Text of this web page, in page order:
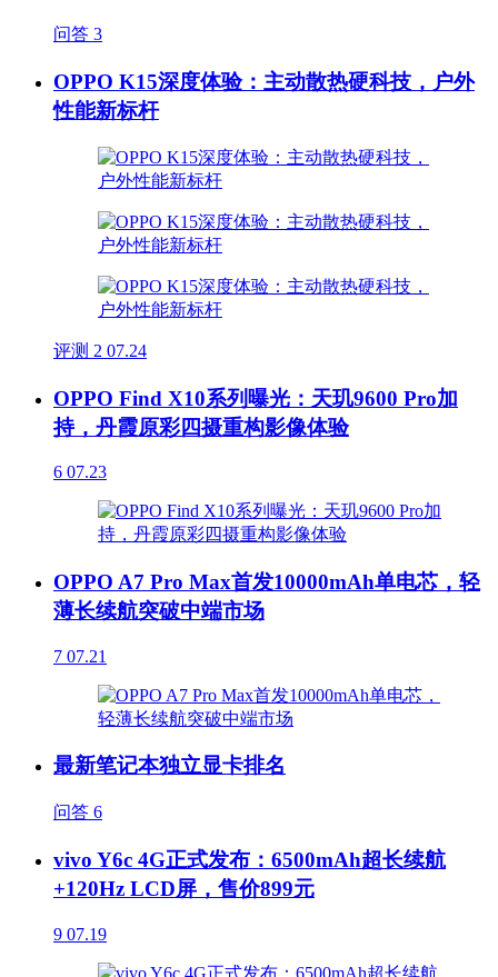
问答 3
OPPO K15深度体验：主动散热硬科技，户外
性能新标杆
评测 2 07.24
OPPO Find X10系列曝光：天玑9600 Pro加
持，丹霞原彩四摄重构影像体验
6 07.23
OPPO A7 Pro Max首发10000mAh单电芯，轻
薄长续航突破中端市场
7 07.21
最新笔记本独立显卡排名
问答 6
vivo Y6c 4G正式发布：6500mAh超长续航
+120Hz LCD屏，售价899元
9 07.19